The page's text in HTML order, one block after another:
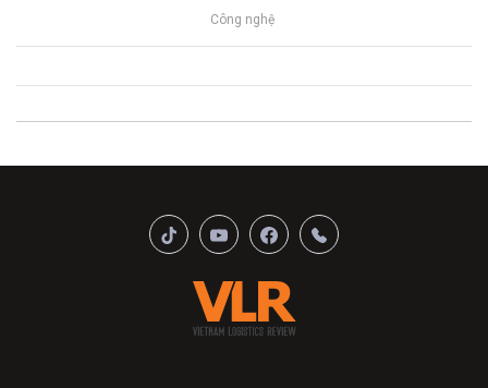
Công nghệ